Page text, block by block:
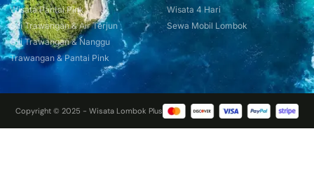
Wisata Pantai Pink
Gili Trawangan & Air Terjun
Gili Trawangan & Nanggu
Trawangan & Pantai Pink
Wisata 4 Hari
Sewa Mobil Lombok
Copyright © 2025 - Wisata Lombok Plus